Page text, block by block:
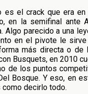
es el crack que era
en la semifinal ante
Algo parecido a una
en el pivote le sirve
más directa o de
Busquets, en 2010
de los puntos
Bosque. Y eso, en
como decirlo todo.